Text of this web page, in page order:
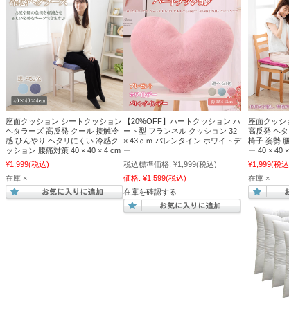
座面クッション シートクッション
ヘタラーズ 高反発 クール 接触冷
感 ひんやり ヘタリにくい 冷感ク
ッション 腰痛対策 40 × 40 × 4 cm
¥1,999(税込)
在庫 ×
【20%OFF】ハートクッション ハ
ート型 フランネル クッション 32
× 43ｃｍ バレンタイン ホワイトデ
ー
税込標準価格: ¥1,999(税込)
価格: ¥1,599(税込)
在庫を確認する
座面クッシ
高反発 ヘ
椅子 姿勢
ー 40 × 40
¥1,999(税
在庫 ×